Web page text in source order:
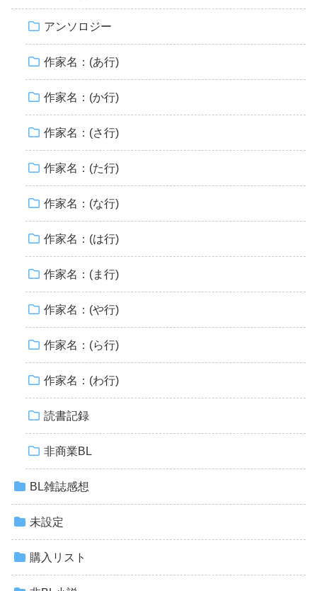
アンソロジー
作家名：(あ行)
作家名：(か行)
作家名：(さ行)
作家名：(た行)
作家名：(な行)
作家名：(は行)
作家名：(ま行)
作家名：(や行)
作家名：(ら行)
作家名：(わ行)
読書記録
非商業BL
BL雑誌感想
未設定
購入リスト